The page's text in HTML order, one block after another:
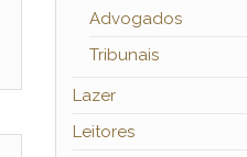
Advogados
Tribunais
Lazer
Leitores